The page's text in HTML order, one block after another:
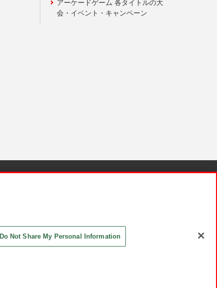
アーケードゲーム 各タイトルの大
会・イベント・キャンペーン
Do Not Share My Personal Information